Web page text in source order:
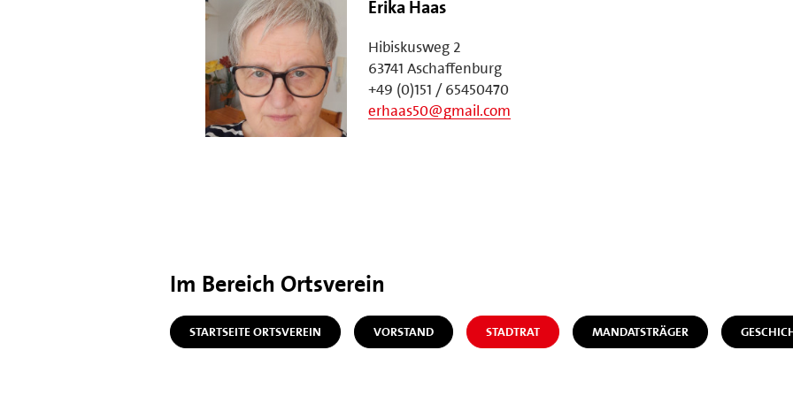
Erika Haas
Hibiskusweg 2
63741 Aschaffenburg
+49 (0)151 / 65450470
erhaas50@gmail.com
Im Bereich Ortsverein
STARTSEITE ORTSVEREIN VORSTAND STADTRAT MANDATSTRÄGER